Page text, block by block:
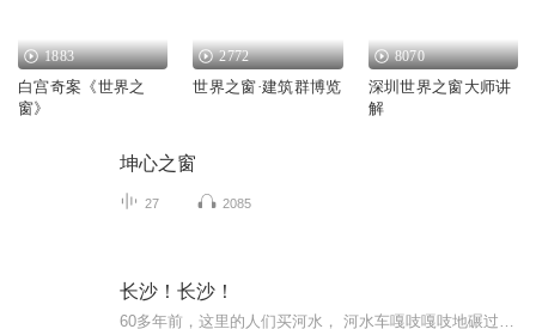
1883
白宫奇案《世界之
窗》
2772
世界之窗·建筑群博览
8070
深圳世界之窗大师讲
解
坤心之窗
27 2085
长沙！长沙！